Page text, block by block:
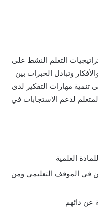
التعلم النشط على
وتبادل الخبرات بين
تنمية مهارات التفكير لدى
لدعم الاستجابات في
العلمية
في الموقف التعليمي ومن
عن دائهم